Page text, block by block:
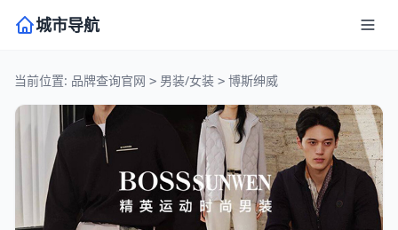
城市导航
当前位置: 品牌查询官网 > 男装/女装 > 博斯绅威